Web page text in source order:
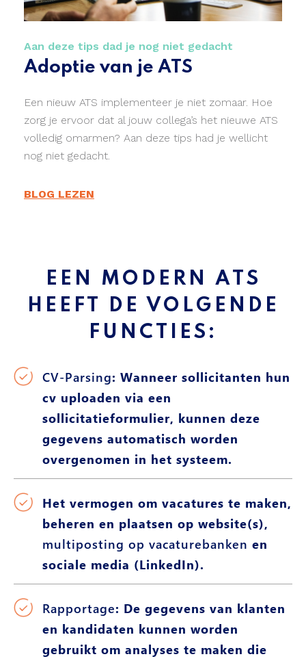
Aan deze tips dad je nog niet gedacht
Adoptie van je ATS
Een nieuw ATS implementeer je niet zomaar. Hoe
zorg je ervoor dat al jouw collega’s het nieuwe ATS
volledig omarmen? Aan deze tips had je wellicht
nog niet gedacht.
BLOG LEZEN
EEN MODERN ATS
HEEFT DE VOLGENDE
FUNCTIES:
CV-Parsing: Wanneer sollicitanten hun
cv uploaden via een
sollicitatieformulier, kunnen deze
gegevens automatisch worden
overgenomen in het systeem.
Het vermogen om vacatures te maken,
beheren en plaatsen op website(s),
multiposting op vacaturebanken en
sociale media (LinkedIn).
Rapportage: De gegevens van klanten
en kandidaten kunnen worden
gebruikt om analyses te maken die